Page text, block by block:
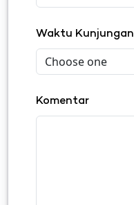
Waktu Kunjungan
Komentar